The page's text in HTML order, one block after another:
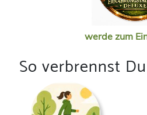
werde zum
So verbrennst